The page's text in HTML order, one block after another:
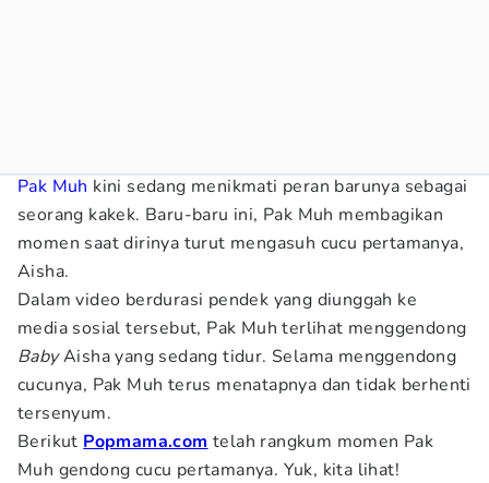
Pak Muh kini sedang menikmati peran barunya sebagai
seorang kakek. Baru-baru ini, Pak Muh membagikan
momen saat dirinya turut mengasuh cucu pertamanya,
Aisha.
Dalam video berdurasi pendek yang diunggah ke
media sosial tersebut, Pak Muh terlihat menggendong
BabyAisha yang sedang tidur. Selama menggendong
cucunya, Pak Muh terus menatapnya dan tidak berhenti
tersenyum.
Berikut Popmama.com telah rangkum momen Pak
Muh gendong cucu pertamanya. Yuk, kita lihat!